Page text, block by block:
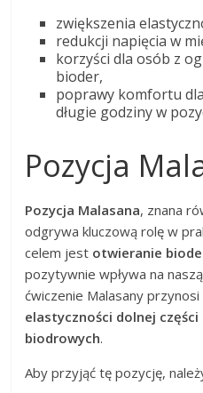
zwiększenia
redukcji napięcia w
korzyści dla osób z
bioder,
poprawy komfortu
długie godziny w
Pozycja
Pozycja Malasana, znana
odgrywa kluczową rolę w
celem jest otwieranie
pozytywnie wpływa na
ćwiczenie Malasany
elastyczności dolnej części
biodrowych.
Aby przyjąć tę pozycję,